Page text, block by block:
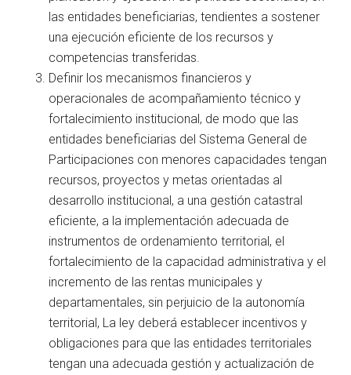
las entidades beneficiarias, tendientes a sostener
una ejecución eficiente de los recursos y
competencias transferidas.
Definir los mecanismos financieros y
operacionales de acompañamiento técnico y
fortalecimiento institucional, de modo que las
entidades beneficiarias del Sistema General de
Participaciones con menores capacidades tengan
recursos, proyectos y metas orientadas al
desarrollo institucional, a una gestión catastral
eficiente, a la implementación adecuada de
instrumentos de ordenamiento territorial, el
fortalecimiento de la capacidad administrativa y el
incremento de las rentas municipales y
departamentales, sin perjuicio de la autonomía
territorial, La ley deberá establecer incentivos y
obligaciones para que las entidades territoriales
tengan una adecuada gestión y actualización de